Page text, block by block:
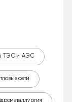
ТЭС и АЭС
сети